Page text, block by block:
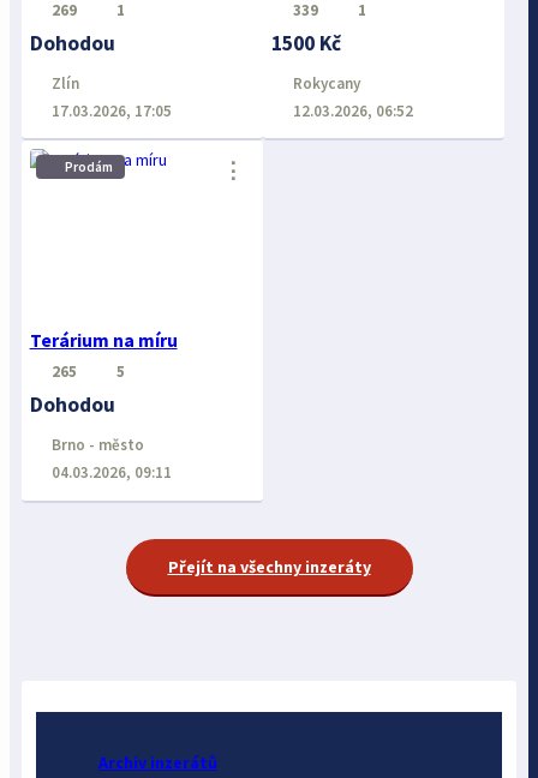
269 1
Dohodou
Zlín
17.03.2026, 17:05
339 1
1500 Kč
Rokycany
12.03.2026, 06:52
Prodám
Terárium na míru
⋮
265 5
Dohodou
Brno - město
04.03.2026, 09:11
Přejít na všechny inzeráty
Archiv inzerátů